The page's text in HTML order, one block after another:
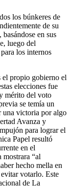
los búnkeres de
de su
en sus
luego del
los internos
el propio gobierno el
elecciones fue
mérito del voto
se temía un
una victoria por algo
Avanza y
para lograr el
Papel resultó
en el
mostrara “al
hecho mella en
votarlo. Este
de La